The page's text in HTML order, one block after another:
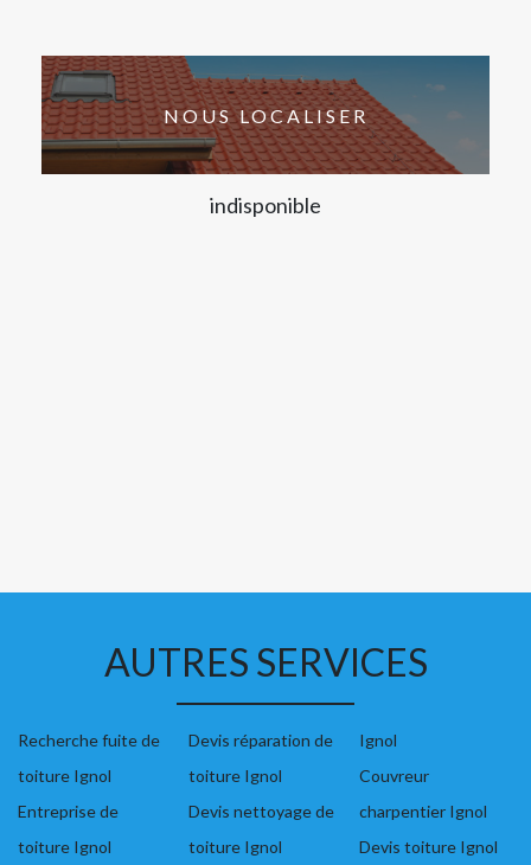
NOUS LOCALISER
indisponible
AUTRES SERVICES
Recherche fuite de
toiture Ignol
Entreprise de
toiture Ignol
Devis réparation de
toiture Ignol
Devis nettoyage de
toiture Ignol
Ignol
Couvreur
charpentier Ignol
Devis toiture Ignol